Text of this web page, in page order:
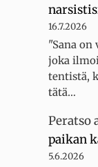
16.7.2026
"Sana on
joka
tentistä,
tätä…
Peratso
paikan
5.6.2026